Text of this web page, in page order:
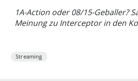
1A-Action oder 08/15-Geballer?
Meinung zu Interceptor in den
Streaming